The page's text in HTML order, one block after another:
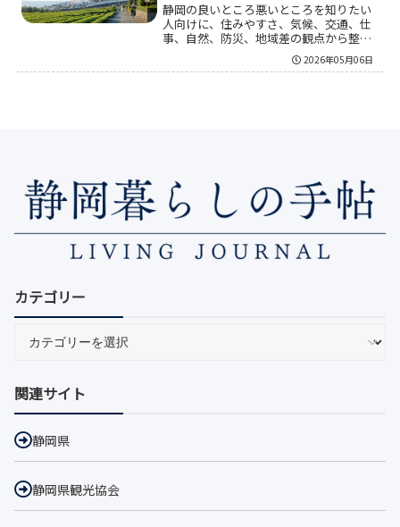
静岡の良いところ悪いところを知りたい
人向けに、住みやすさ、気候、交通、仕
事、自然、防災、地域差の観点から整理
した。温暖さや食の満足度、東京と名古
屋の中間立地といった魅力がある一方
2026年05月06日
カテゴリー
関連サイト
静岡県
静岡県観光協会